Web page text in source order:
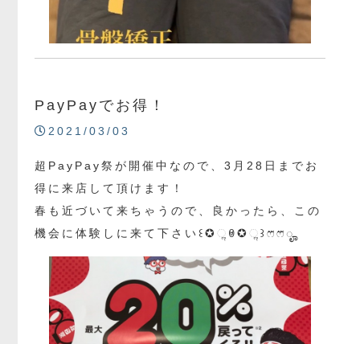
PayPayでお得！
2021/03/03
超PayPay祭が開催中なので、3月28日までお
得に来店して頂けます！
春も近づいて来ちゃうので、良かったら、この
機会に体験しに来て下さい꒰✪ૢꇵ✪ૢ꒱ෆ⃛ෆ⃛ೄ